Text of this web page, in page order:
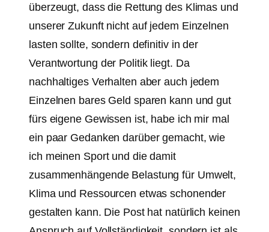
überzeugt, dass die Rettung des Klimas und
unserer Zukunft nicht auf jedem Einzelnen
lasten sollte, sondern definitiv in der
Verantwortung der Politik liegt. Da
nachhaltiges Verhalten aber auch jedem
Einzelnen bares Geld sparen kann und gut
fürs eigene Gewissen ist, habe ich mir mal
ein paar Gedanken darüber gemacht, wie
ich meinen Sport und die damit
zusammenhängende Belastung für Umwelt,
Klima und Ressourcen etwas schonender
gestalten kann. Die Post hat natürlich keinen